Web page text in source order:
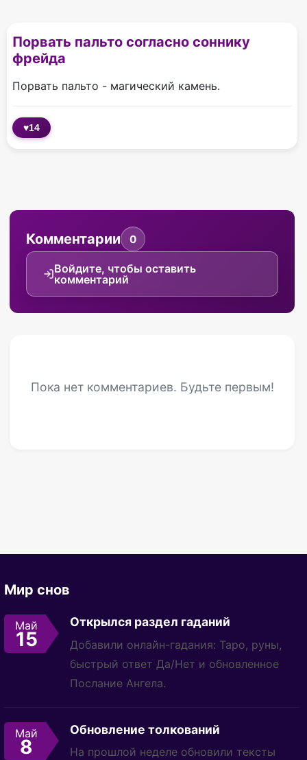
Порвать пальто согласно соннику
фрейда
Порвать пальто - магический камень.
♥14
Комментарии 0
Войдите, чтобы оставить
комментарий
Пока нет комментариев. Будьте первым!
Мир снов
Май
15
Открылся раздел гаданий
Добавили онлайн-гадания: Таро, руны,
быстрый ответ Да/Нет и обновленное
Послание Ангела.
Май
8
Обновление толкований
На прошлой неделе обновили тексты